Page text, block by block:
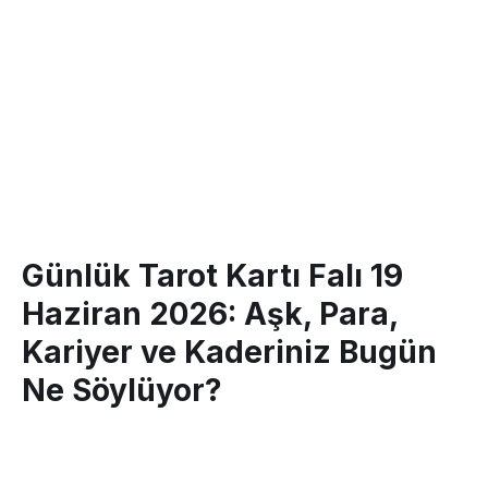
Günlük Tarot Kartı Falı 19
Haziran 2026: Aşk, Para,
Kariyer ve Kaderiniz Bugün
Ne Söylüyor?